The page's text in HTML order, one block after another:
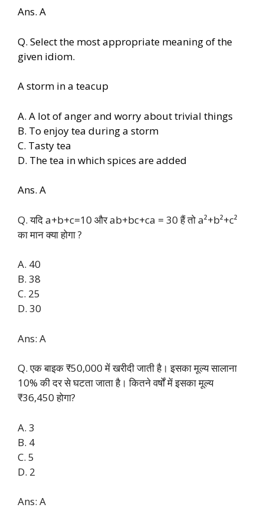
Ans. A
Q. Select the most appropriate meaning of the
given idiom.
A storm in a teacup
A. A lot of anger and worry about trivial things
B. To enjoy tea during a storm
C. Tasty tea
D. The tea in which spices are added
Ans. A
Q. यदि a+b+c=10 और ab+bc+ca = 30 हैं तो a²+b²+c²
का मान क्या होगा ?
A. 40
B. 38
C. 25
D. 30
Ans: A
Q. एक बाइक ₹50,000 में खरीदी जाती है। इसका मूल्य सालाना
10% की दर से घटता जाता है। कितने वर्षों में इसका मूल्य
₹36,450 होगा?
A. 3
B. 4
C. 5
D. 2
Ans: A